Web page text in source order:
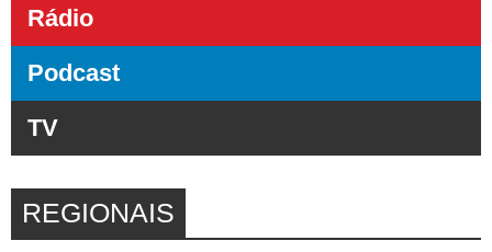
Rádio
Podcast
TV
REGIONAIS